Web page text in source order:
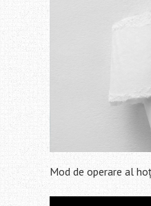
Mod de operare al